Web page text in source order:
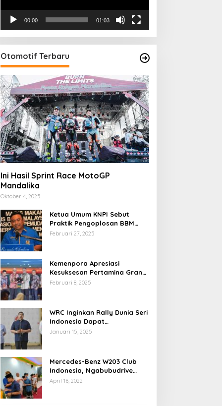
00:00 01:03
Otomotif Terbaru
Ini Hasil Sprint Race MotoGP
Mandalika
Oktober 4, 2025
Ketua Umum KNPI Sebut
Praktik Pengoplosan BBM
Cederai Kepercayaan
Februari 27, 2025
Kemenpora Apresiasi
Kesuksesan Pertamina Grand
Prix of Indonesia 2024
Februari 8, 2025
WRC Inginkan Rally Dunia Seri
Indonesia Dapat
Terselenggara 2026
Januari 15, 2025
Mercedes-Benz W203 Club
Indonesia, Ngabubudrive
Ramadhan 2022
April 16, 2022